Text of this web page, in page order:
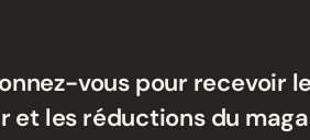
vous pour recevoir
et les réductions du